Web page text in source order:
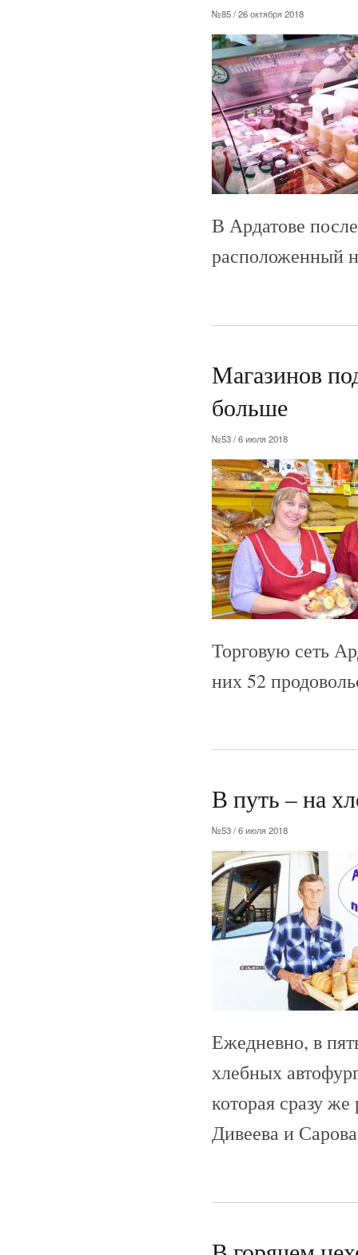
№85 / 26 октября 2018
В Ардатове
расположенный
Магазинов
больше
№53 / 6 июля 2018
Торговую сеть
них 52
В путь – на
№53 / 6 июля 2018
Ежедневно, в
хлебных
которая сразу
Дивеева и